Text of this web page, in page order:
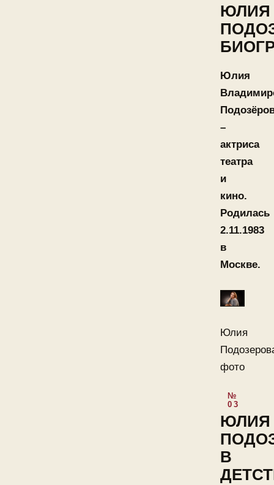
ЮЛИЯ
Юлия
–
актриса
театра
и
кино.
Родилась
2.11.1983
в
Москве.
Юлия
фото
ЮЛИЯ
В